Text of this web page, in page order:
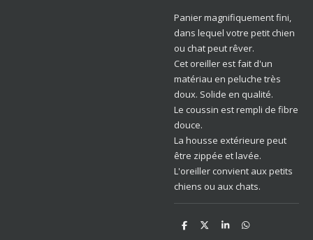
Panier magnifiquement fini,
dans lequel votre petit chien
ou chat peut rêver.
Cet oreiller est fait d'un
matériau en peluche très
doux. Solide en qualité.
Le coussin est rempli de fibre
douce.
La housse extérieure peut
être zippée et lavée.
L'oreiller convient aux petits
chiens ou aux chats.
D
D
S
D